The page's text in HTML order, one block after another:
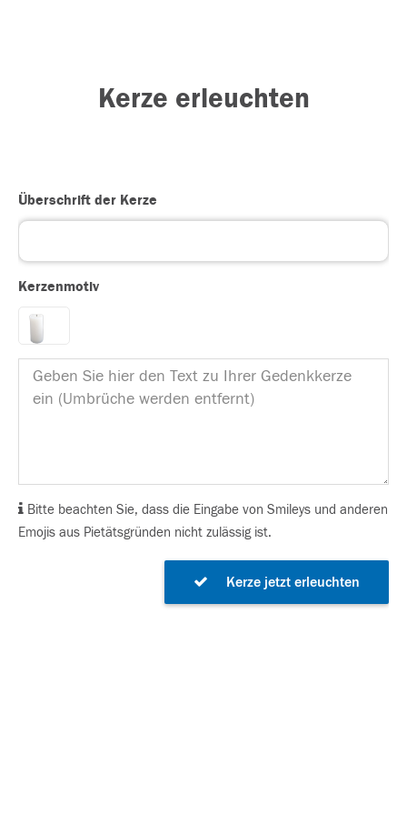
Kerze erleuchten
Überschrift der Kerze
Kerzenmotiv
Bitte beachten Sie, dass die Eingabe von Smileys und anderen
Emojis aus Pietätsgründen nicht zulässig ist.
Kerze jetzt erleuchten